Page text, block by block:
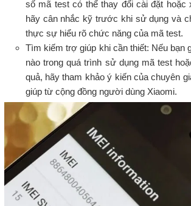
số mã test có thể thay đổi cài đặt hoặc
hãy cân nhắc kỹ trước khi sử dụng và
thực sự hiểu rõ chức năng của mã test.
Tìm kiếm trợ giúp khi cần thiết: Nếu bạn
nào trong quá trình sử dụng mã test
quả, hãy tham khảo ý kiến của chuyên
giúp từ cộng đồng người dùng Xiaomi.